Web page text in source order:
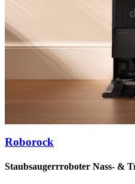
Roborock
Staubsaugerrroboter Nass- &